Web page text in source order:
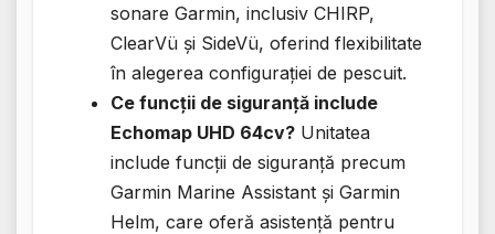
sonare Garmin, inclusiv CHIRP,
ClearVü și SideVü, oferind flexibilitate
în alegerea configurației de pescuit.
Ce funcții de siguranță include
Echomap UHD 64cv? Unitatea
include funcții de siguranță precum
Garmin Marine Assistant și Garmin
Helm, care oferă asistență pentru